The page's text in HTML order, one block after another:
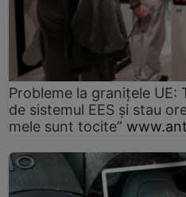
Probleme la granițele
de sistemul EES și stau
mele sunt tocite”